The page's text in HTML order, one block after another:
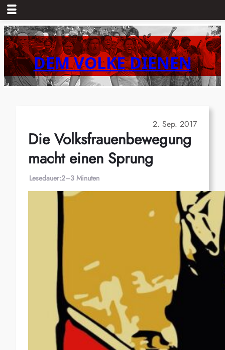
Zum
Inhalt
springenDEM VOLKE DIENEN
2. Sep. 2017
Die Volksfrauenbewegung
macht einen Sprung
Lesedauer:2–3 Minuten